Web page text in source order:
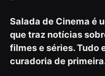
Salada de Cinema é
que traz notícias
filmes e séries. Tudo
curadoria de